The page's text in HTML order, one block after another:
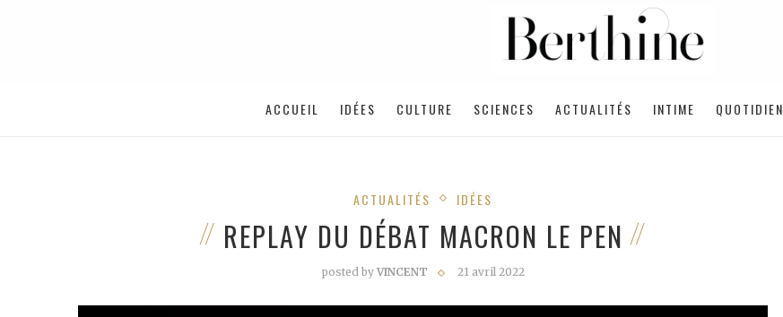
ACCUEIL IDÉES CULTURE SCIENCES ACTUALITÉS INTIME QUOTIDIEN
ACTUALITÉS IDÉES
REPLAY DU DÉBAT MACRON LE PEN
posted by VINCENT 21 avril 2022